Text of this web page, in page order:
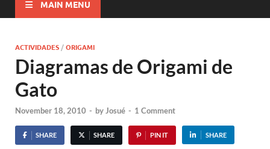
MAIN MENU
ACTIVIDADES /ORIGAMI
Diagramas de Origami de
Gato
November 18, 2010 - byJosué - 1 Comment
SHARE SHARE PIN IT SHARE